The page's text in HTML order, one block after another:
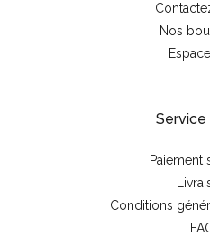
Nos
Service
Paiement
Conditions